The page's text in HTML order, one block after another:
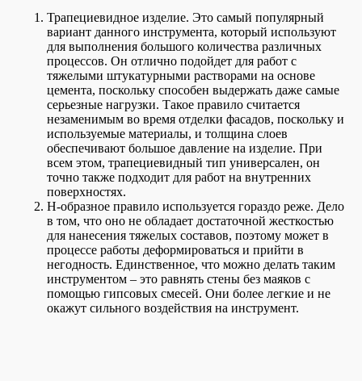
Трапециевидное изделие. Это самый популярный
вариант данного инструмента, который используют
для выполнения большого количества различных
процессов. Он отлично подойдет для работ с
тяжелыми штукатурными растворами на основе
цемента, поскольку способен выдержать даже самые
серьезные нагрузки. Такое правило считается
незаменимым во время отделки фасадов, поскольку и
используемые материалы, и толщина слоев
обеспечивают большое давление на изделие. При
всем этом, трапециевидный тип универсален, он
точно также подходит для работ на внутренних
поверхностях.
H-образное правило используется гораздо реже. Дело
в том, что оно не обладает достаточной жесткостью
для нанесения тяжелых составов, поэтому может в
процессе работы деформироваться и прийти в
негодность. Единственное, что можно делать таким
инструментом – это равнять стены без маяков с
помощью гипсовых смесей. Они более легкие и не
окажут сильного воздействия на инструмент.